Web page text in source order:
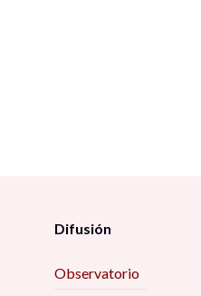
Difusión
Observatorio